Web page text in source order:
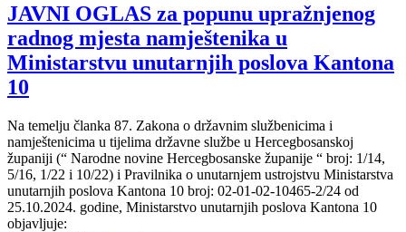
JAVNI OGLAS za popunu upražnjenog
radnog mjesta namještenika u
Ministarstvu unutarnjih poslova Kantona
10
Na temelju članka 87. Zakona o državnim službenicima i
namještenicima u tijelima državne službe u Hercegbosanskoj
županiji (“ Narodne novine Hercegbosanske županije “ broj: 1/14,
5/16, 1/22 i 10/22) i Pravilnika o unutarnjem ustrojstvu Ministarstva
unutarnjih poslova Kantona 10 broj: 02-01-02-10465-2/24 od
25.10.2024. godine, Ministarstvo unutarnjih poslova Kantona 10
objavljuje: